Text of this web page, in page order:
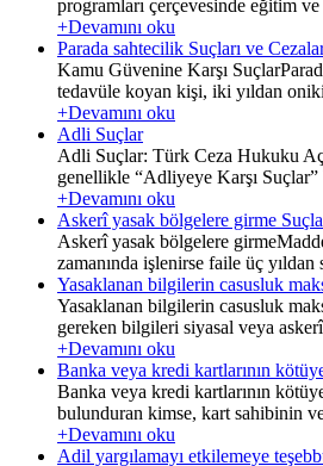
programları çerçevesinde eğitim
+Devamını oku
Parada sahtecilik Suçları ve
Kamu Güvenine Karşı
tedavüle koyan kişi, iki yıldan oniki
+Devamını oku
Adli Suçlar
Adli Suçlar: Türk Ceza Hukuku
genellikle “Adliyeye Karşı Suçlar”
+Devamını oku
Askerî yasak bölgelere girme
Askerî yasak bölgelere
zamanında işlenirse faile üç
Yasaklanan bilgilerin casusluk
Yasaklanan bilgilerin casusluk
gereken bilgileri siyasal veya
+Devamını oku
Banka veya kredi kartlarının
Banka veya kredi kartlarının
bulunduran kimse, kart sahibinin
+Devamını oku
Adil yargılamayı etkilemeye